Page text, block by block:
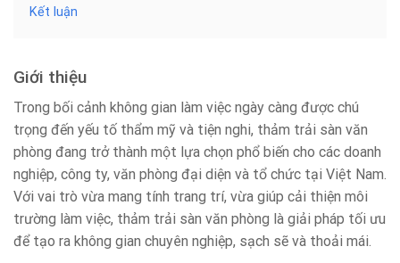
Kết luận
Giới thiệu
Trong bối cảnh không gian làm việc ngày càng được chú
trọng đến yếu tố thẩm mỹ và tiện nghi, thảm trải sàn văn
phòng đang trở thành một lựa chọn phổ biến cho các doanh
nghiệp, công ty, văn phòng đại diện và tổ chức tại Việt Nam.
Với vai trò vừa mang tính trang trí, vừa giúp cải thiện môi
trường làm việc, thảm trải sàn văn phòng là giải pháp tối ưu
để tạo ra không gian chuyên nghiệp, sạch sẽ và thoải mái.